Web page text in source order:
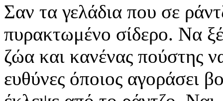
Σαν τα γελάδια που σε
πυρακτωμένο σίδερο. Να
ζώα και κανένας πούστης
ευθύνες όποιος αγοράσει